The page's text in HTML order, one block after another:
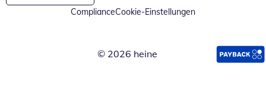
ComplianceCookie-Einstellungen
© 2026 heine